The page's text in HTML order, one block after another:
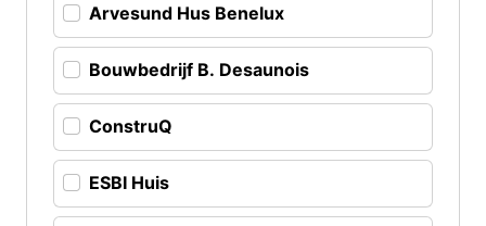
Arvesund Hus Benelux
Bouwbedrijf B. Desaunois
ConstruQ
ESBI Huis